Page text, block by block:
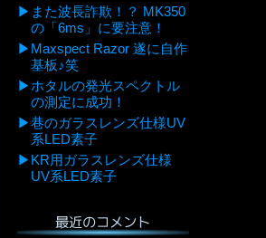
また波長詐欺！？ MK350
の「6ms」に要注意！
Maxspect Razor 遂に自作
基板♪笑
ホタルの発光スペクトル
の測定に成功！
巷のガラスレンズ仕様UV
系LED素子
KR用ガラスレンズ仕様
UV系LED素子
最近のコメント